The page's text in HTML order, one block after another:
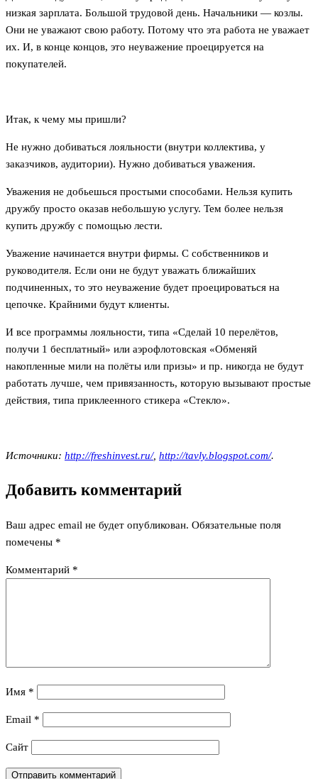
низкая зарплата. Большой трудовой день. Начальники — козлы.
Они не уважают свою работу. Потому что эта работа не уважает
их. И, в конце концов, это неуважение проецируется на
покупателей.
Итак, к чему мы пришли?
Не нужно добиваться лояльности (внутри коллектива, у
заказчиков, аудитории). Нужно добиваться уважения.
Уважения не добьешься простыми способами. Нельзя купить
дружбу просто оказав небольшую услугу. Тем более нельзя
купить дружбу с помощью лести.
Уважение начинается внутри фирмы. С собственников и
руководителя. Если они не будут уважать ближайших
подчиненных, то это неуважение будет проецироваться на
цепочке. Крайними будут клиенты.
И все программы лояльности, типа «Сделай 10 перелётов,
получи 1 бесплатный» или аэрофлотовская «Обменяй
накопленные мили на полёты или призы» и пр. никогда не будут
работать лучше, чем привязанность, которую вызывают простые
действия, типа приклеенного стикера «Стекло».
Источники: http://freshinvest.ru/, http://tavly.blogspot.com/.
Добавить комментарий
Ваш адрес email не будет опубликован. Обязательные поля
помечены *
Комментарий *
Имя *
Email *
Сайт